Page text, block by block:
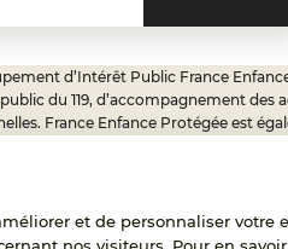
et de personnaliser votre
d’Intérêt Public France
du 119, d’accompagnement
France Enfance Protégée est